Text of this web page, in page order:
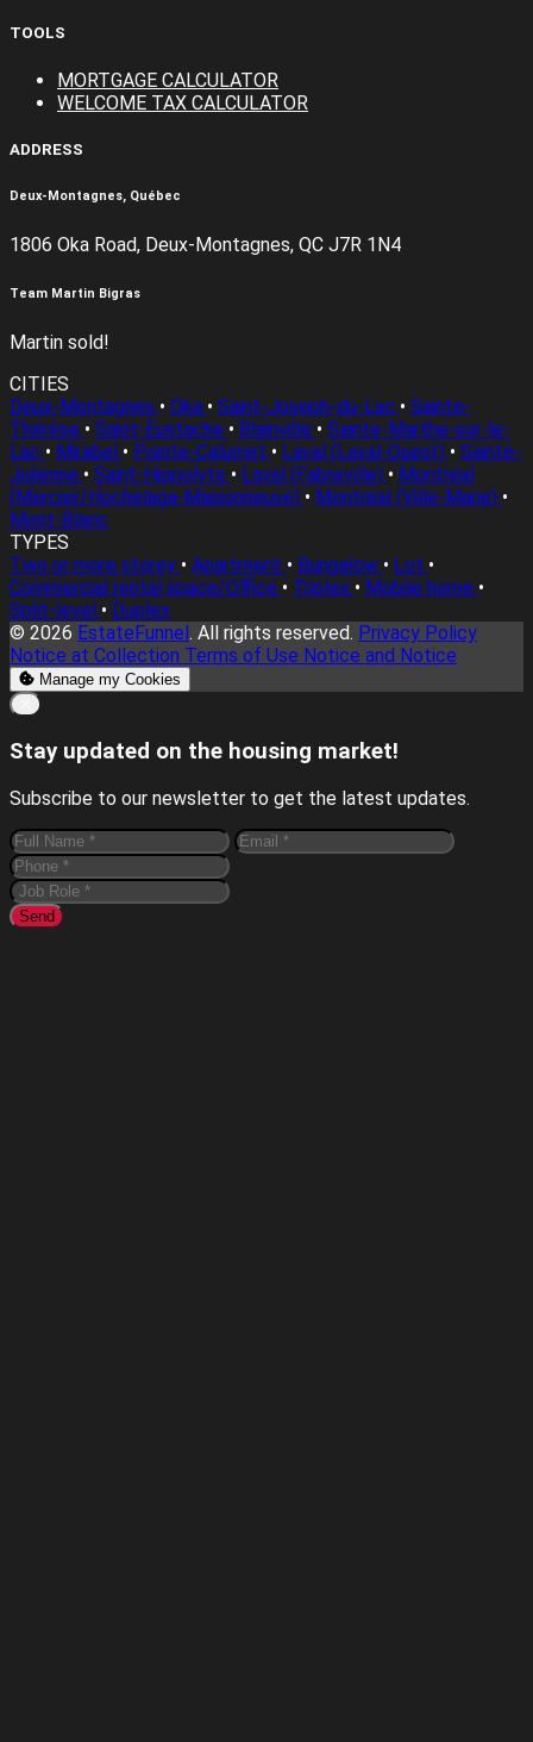
TOOLS
MORTGAGE CALCULATOR
WELCOME TAX CALCULATOR
ADDRESS
Deux-Montagnes, Québec
1806 Oka Road, Deux-Montagnes, QC J7R 1N4
Team Martin Bigras
Martin sold!
CITIES
Deux-Montagnes • Oka • Saint-Joseph-du-Lac • Sainte-
Thérèse • Saint-Eustache • Blainville • Sainte-Marthe-sur-le-
Lac • Mirabel • Pointe-Calumet • Laval (Laval-Ouest) • Sainte-
Julienne • Saint-Hippolyte • Laval (Fabreville) • Montréal
(Mercier/Hochelaga-Maisonneuve) • Montréal (Ville-Marie) •
Mont-Blanc
TYPES
Two or more storey • Apartment • Bungalow • Lot •
Commercial rental space/Office • Triplex • Mobile home •
Split-level • Duplex
© 2026 EstateFunnel. All rights reserved. Privacy Policy
Notice at Collection Terms of Use Notice and Notice
Manage my Cookies
Close
Stay updated on the housing market!
Subscribe to our newsletter to get the latest updates.
Send